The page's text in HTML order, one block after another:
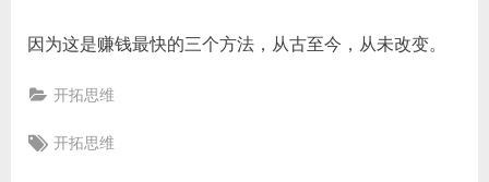
因为这是赚钱最快的三个方法，从古至今，从未改变。
开拓思维
Tags:
开拓思维